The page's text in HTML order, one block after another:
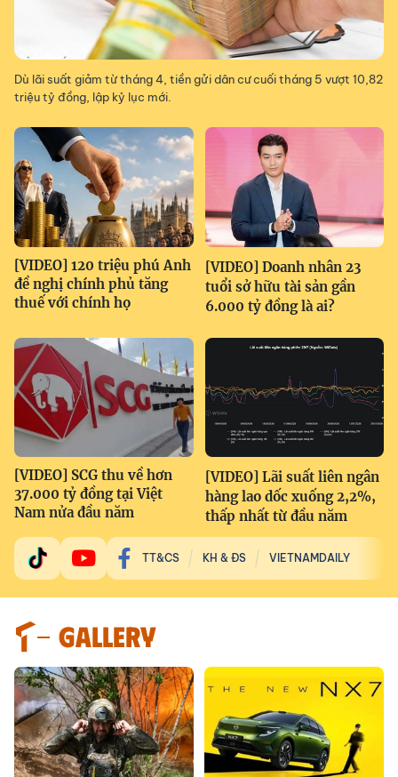
Dù lãi suất giảm từ tháng 4, tiền gửi dân cư cuối tháng 5 vượt 10,82
triệu tỷ đồng, lập kỷ lục mới.
[VIDEO] 120 triệu phú Anh
đề nghị chính phủ tăng
thuế với chính họ
[VIDEO] Doanh nhân 23
tuổi sở hữu tài sản gần
6.000 tỷ đồng là ai?
[VIDEO] SCG thu về hơn
37.000 tỷ đồng tại Việt
Nam nửa đầu năm
[VIDEO] Lãi suất liên ngân
hàng lao dốc xuống 2,2%,
thấp nhất từ đầu năm
TT&CS KH & ĐS VIETNAMDAILY
GALLERY